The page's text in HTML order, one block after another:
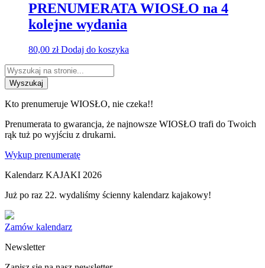
PRENUMERATA WIOSŁO na 4
kolejne wydania
80,00 zł Dodaj do koszyka
Wyszukaj
Kto prenumeruje WIOSŁO, nie czeka!!
Prenumerata to gwarancja, że najnowsze WIOSŁO trafi do Twoich
rąk tuż po wyjściu z drukarni.
Wykup prenumeratę
Kalendarz KAJAKI 2026
Już po raz 22. wydaliśmy ścienny kalendarz kajakowy!
Zamów kalendarz
Newsletter